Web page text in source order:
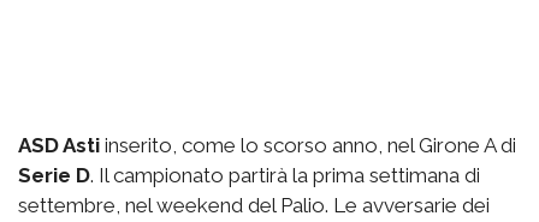
ASD Asti inserito, come lo scorso anno, nel Girone A di
Serie D. Il campionato partirà la prima settimana di
settembre, nel weekend del Palio. Le avversarie dei